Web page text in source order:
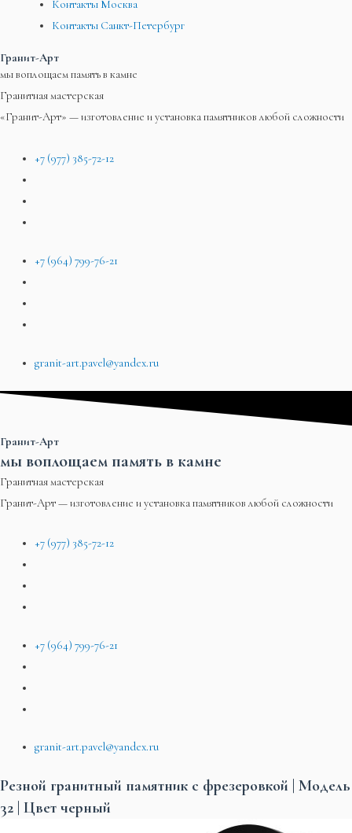
Контакты Москва
Контакты Санкт-Петербург
Гранит-Арт
мы воплощаем память в камне
Гранитная мастерская
«Гранит-Арт» — изготовление и установка памятников любой сложности
+7 (977) 385-72-12
+7 (964) 799-76-21
granit-art.pavel@yandex.ru
Гранит-Арт
мы воплощаем память в камне
Гранитная мастерская
Гранит-Арт — изготовление и установка памятников любой сложности
+7 (977) 385-72-12
+7 (964) 799-76-21
granit-art.pavel@yandex.ru
Резной гранитный памятник с фрезеровкой | Модель
32 | Цвет черный